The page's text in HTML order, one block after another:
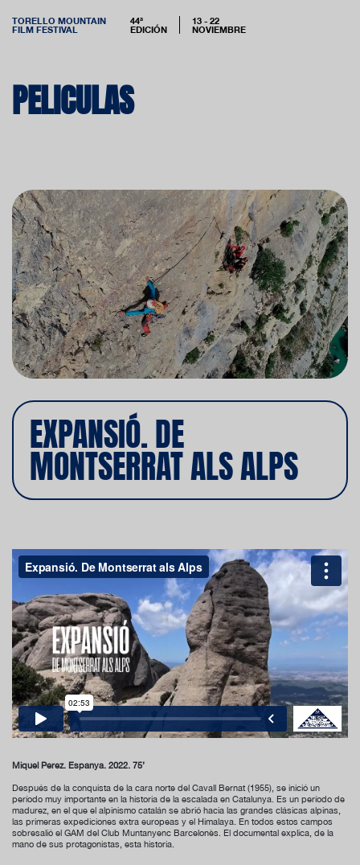
TORELLO MOUNTAIN
FILM FESTIVAL
44ª
EDICIÓN
13 - 22
NOVIEMBRE
PELICULAS
EXPANSIÓ. DE
MONTSERRAT ALS ALPS
Miquel Pérez. Espanya. 2022. 75’
Después de la conquista de la cara norte del Cavall Bernat (1955), se inició un
período muy importante en la historia de la escalada en Catalunya. Es un período de
madurez, en el que el alpinismo catalán se abrió hacia las grandes clásicas alpinas,
las primeras expediciones extra europeas y el Himalaya. En todos estos campos
sobresalió el GAM del Club Muntanyenc Barcelonès. El documental explica, de la
mano de sus protagonistas, esta historia.